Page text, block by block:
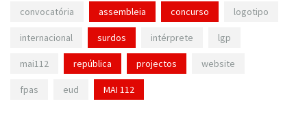
convocatória assembleia concurso logotipo
internacional surdos intérprete lgp
mai112 república projectos website
fpas eud MAI 112